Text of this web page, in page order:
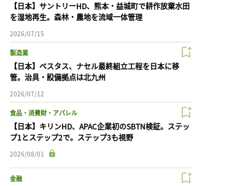
【日本】サントリーHD、熊本・益城町で耕作放棄水田
を湿地再生。森林・農地を流域一体管理
2026/07/15
製造業
【日本】ベスタス、ナセル最終組立工程を日本に移
管。治具・設備拠点は北九州
2026/07/12
食品・消費財・アパレル
【日本】キリンHD、APAC企業初のSBTN検証。ステッ
プ1とステップ2で。ステップ3も視野
2026/08/01
金融